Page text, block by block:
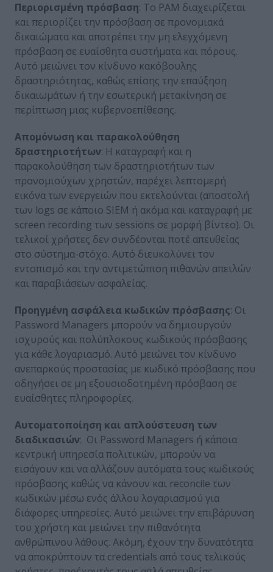
Περιορισμένη πρόσβαση: Το PAM διαχειρίζεται
και περιορίζει την πρόσβαση σε προνομιακά
δικαιώματα και αποτρέπει την μη ελεγχόμενη
πρόσβαση σε ευαίσθητα συστήματα και πόρους.
Αυτό μειώνει τον κίνδυνο κακόβουλης
δραστηριότητας, καθώς επίσης την επαύξηση
δικαιωμάτων ή την εσωτερική μετακίνηση σε
περίπτωση μιας κυβερνοεπίθεσης.
Απομόνωση και παρακολούθηση
δραστηριοτήτων: Η καταγραφή και η
παρακολούθηση των δραστηριοτήτων των
προνομιούχων χρηστών, παρέχει λεπτομερή
εικόνα των ενεργειών που εκτελούνται (αποστολή
των logs σε κάποιο SIEM ή ακόμα και καταγραφή με
screen recording των sessions σε μορφή βίντεο). Οι
τελικοί χρήστες δεν συνδέονται ποτέ απευθείας
στο σύστημα-στόχο. Αυτό διευκολύνει τον
εντοπισμό και την αντιμετώπιση πιθανών απειλών
και παραβιάσεων ασφαλείας.
Προηγμένη ασφάλεια κωδικών πρόσβασης: Οι
Password Managers μπορούν να δημιουργούν
ισχυρούς και πολύπλοκους κωδικούς πρόσβασης
για κάθε λογαριασμό. Αυτό μειώνει τον κίνδυνο
ανεπαρκούς προστασίας με κωδικό πρόσβασης που
οδηγήσει σε μη εξουσιοδοτημένη πρόσβαση σε
ευαίσθητες πληροφορίες.
Αυτοματοποίηση και απλούστευση των
διαδικασιών: Οι Password Managers ή κάποια
κεντρική υπηρεσία πολιτικών, μπορούν να
εισάγουν και να αλλάζουν αυτόματα τους κωδικούς
πρόσβασης καθώς να κάνουν και reconcile των
κωδικών μέσω ενός άλλου λογαριασμού για
διάφορες υπηρεσίες. Αυτό μειώνει την επιβάρυνση
του χρήστη και μειώνει την πιθανότητα
ανθρώπινου λάθους. Ακόμη, έχουν την δυνατότητα
να αποκρύπτουν τα credentials από τους τελικούς